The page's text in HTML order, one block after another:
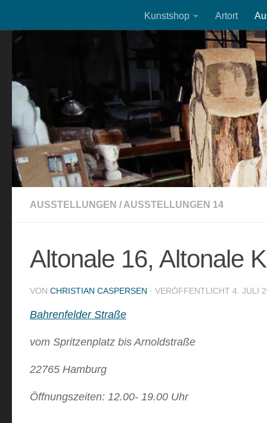
Kunstshop Artort
AUSSTELLUNGEN / AUSSTELLUNGEN 14
Altonale 16, Altonale
VON CHRISTIAN CASPERSEN · VERÖFFENTLICHT 4. JULI
Bahrenfelder Straße
vom Spritzenplatz bis Arnoldstraße
22765 Hamburg
Öffnungszeiten: 12.00- 19.00 Uhr